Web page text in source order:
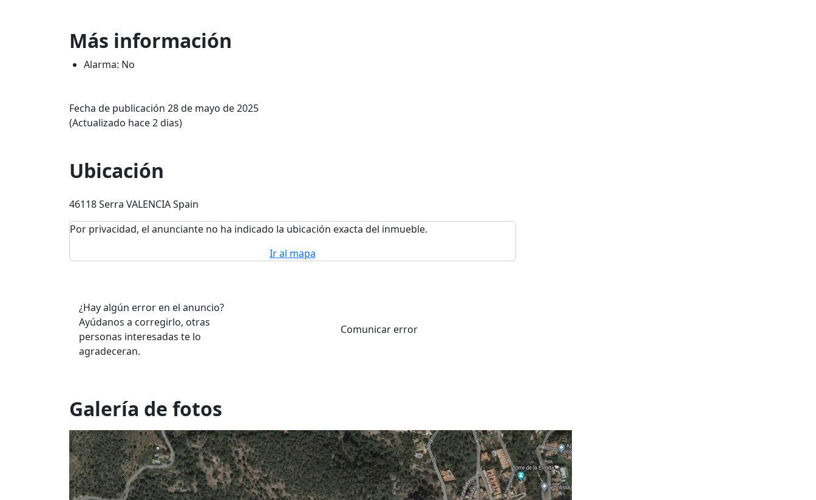
Más información
Alarma: No
Fecha de publicación 28 de mayo de 2025
(Actualizado hace 2 dias)
Ubicación
46118 Serra VALENCIA Spain
Por privacidad, el anunciante no ha indicado la ubicación exacta del inmueble.
Ir al mapa
¿Hay algún error en el anuncio?
Ayúdanos a corregirlo, otras
personas interesadas te lo
agradeceran.
Comunicar error
Galería de fotos